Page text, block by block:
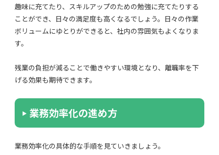
趣味に充てたり、スキルアップのための勉強に充てたりする
ことができ、日々の満足度も高くなるでしょう。日々の作業
ボリュームにゆとりができると、社内の雰囲気もよくなりま
す。
残業の負担が減ることで働きやすい環境となり、離職率を下
げる効果も期待できます。
業務効率化の進め方
業務効率化の具体的な手順を見ていきましょう。